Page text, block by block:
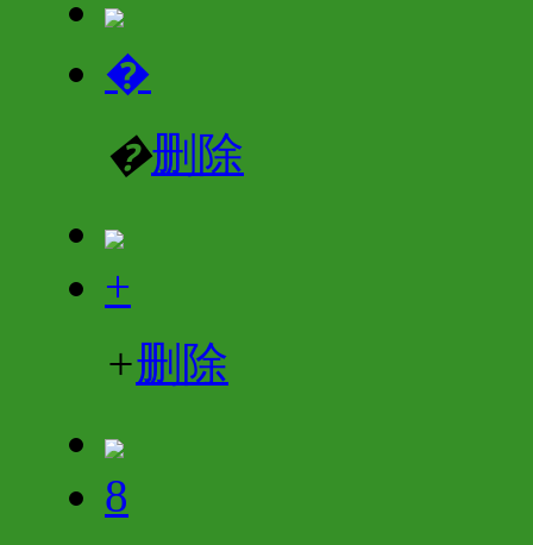
�
�删除
+
+删除
8